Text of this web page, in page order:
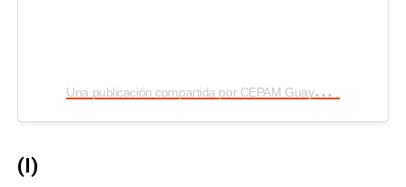
U
na publicación compartida por CEPAM Guayaquil (@cepam.gye)
(I)